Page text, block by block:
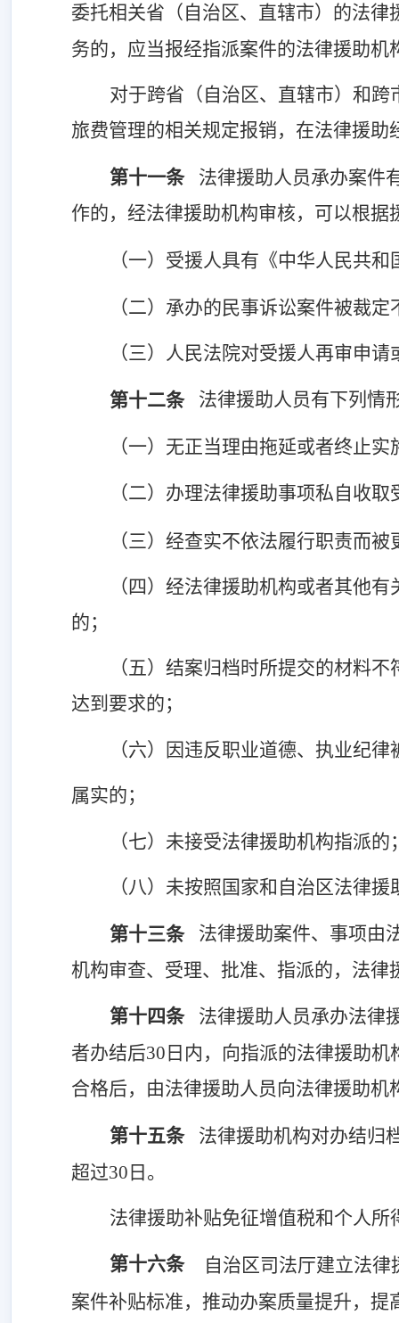
委托相关省（自治区、直辖市）的法
务的，应当报经指派案件的法律援助机
对于跨省（自治区、直辖市）和
旅费管理的相关规定报销，在法律援助
第十一条
法律援助人员承办案件
作的，经法律援助机构审核，可以根
（一）受援人具有《中华人民共
（二）承办的民事诉讼案件被裁
（三） 人民法院对受援人再审申
第十二条 法律援助人员有下列情
（一）无正当理由拖延或者终止
（二） 办理法律援助事项私自收取
（三）经查实不依法履行职责而被
（四）经法律援助机构或者其他
的；
（五）结案归档时所提交的材料
达到要求的；
（六）因违反职业道德、执业纪
属实的；
（七）未接受法律援助机构指派的
（八）未按照国家和自治区法律
第十三条
法律援助案件、事项由
机构审查、受理、批准、指派的，法
第十四条
法律援助人员承办法律
者办结后30日内，向指派的法律援助
合格后，由法律援助人员向法律援助机
第十五条
法律援助机构对办结归
超过30日。
法律援助补贴免征增值税和个人所
第十六条
自治区司法厅建立法
案件补贴标准，推动办案质量提升，提